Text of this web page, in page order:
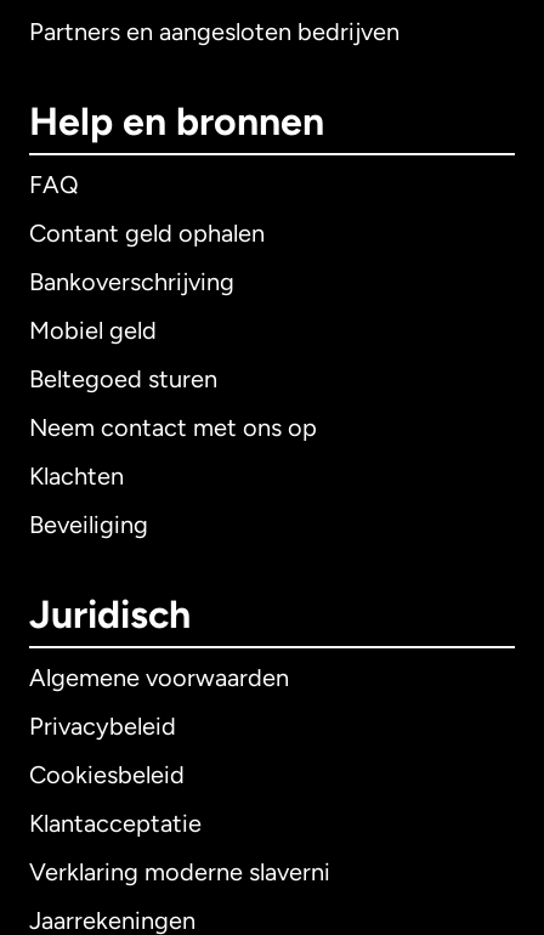
Partners en aangesloten bedrijven
Help en bronnen
FAQ
Contant geld ophalen
Bankoverschrijving
Mobiel geld
Beltegoed sturen
Neem contact met ons op
Klachten
Beveiliging
Juridisch
Algemene voorwaarden
Privacybeleid
Cookiesbeleid
Klantacceptatie
Verklaring moderne slaverni
Jaarrekeningen
Internationaal English